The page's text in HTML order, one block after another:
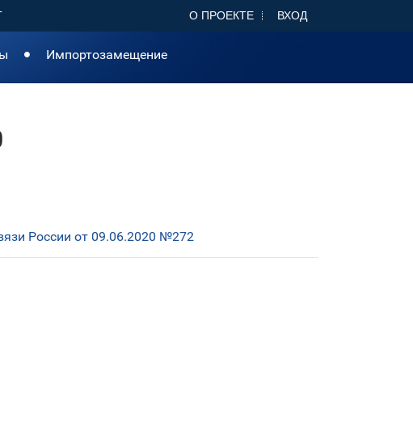
О ПРОЕКТЕ ВХОД
Импортозамещение
России от 09.06.2020 №272